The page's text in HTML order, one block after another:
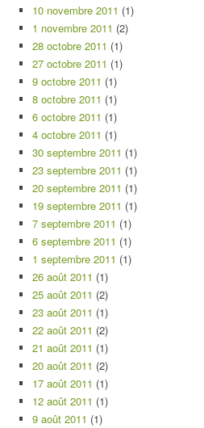
10 novembre 2011 (1)
1 novembre 2011 (2)
28 octobre 2011 (1)
27 octobre 2011 (1)
9 octobre 2011 (1)
8 octobre 2011 (1)
6 octobre 2011 (1)
4 octobre 2011 (1)
30 septembre 2011 (1)
23 septembre 2011 (1)
20 septembre 2011 (1)
19 septembre 2011 (1)
7 septembre 2011 (1)
6 septembre 2011 (1)
1 septembre 2011 (1)
26 août 2011 (1)
25 août 2011 (2)
23 août 2011 (1)
22 août 2011 (2)
21 août 2011 (1)
20 août 2011 (2)
17 août 2011 (1)
12 août 2011 (1)
9 août 2011 (1)